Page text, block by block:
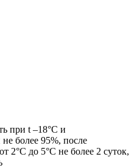
при t –18°С и
более 95%, после
2°С до 5°С не более 2 суток,